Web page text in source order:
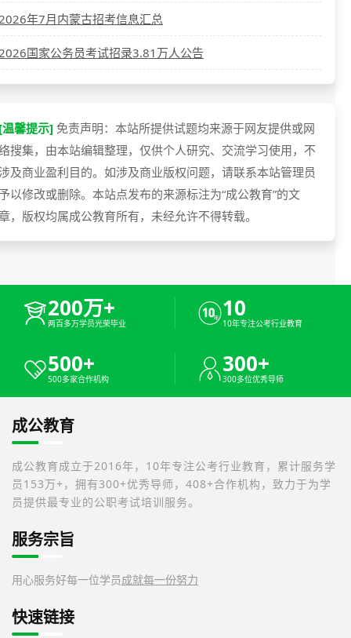
年7月内蒙古招考信息汇总
国家公务员考试招录3.81万人公告
馨提示] 免责声明：本站所提供试题均来源于网友提供或网
搜集，由本站编辑整理，仅供个人研究、交流学习使用，不
及商业盈利目的。如涉及商业版权问题，请联系本站管理员
以修改或删除。本站点发布的来源标注为“成公教育”的文
，版权均属成公教育所有，未经允许不得转载。
200万+
两百多万学员光荣毕业
10
10年专注公考行业教育
500+
500多家合作机构
300+
300多位优秀导师
成公教育
成公教育成立于2016年，10年专注公考行业教育，累计服务学
员153万+，拥有300+优秀导师，408+合作机构，致力于为学
员提供最专业的公职考试培训服务。
服务宗旨
用心服务好每一位学员成就每一份努力
快速链接